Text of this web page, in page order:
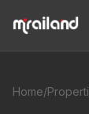
Home/Properti